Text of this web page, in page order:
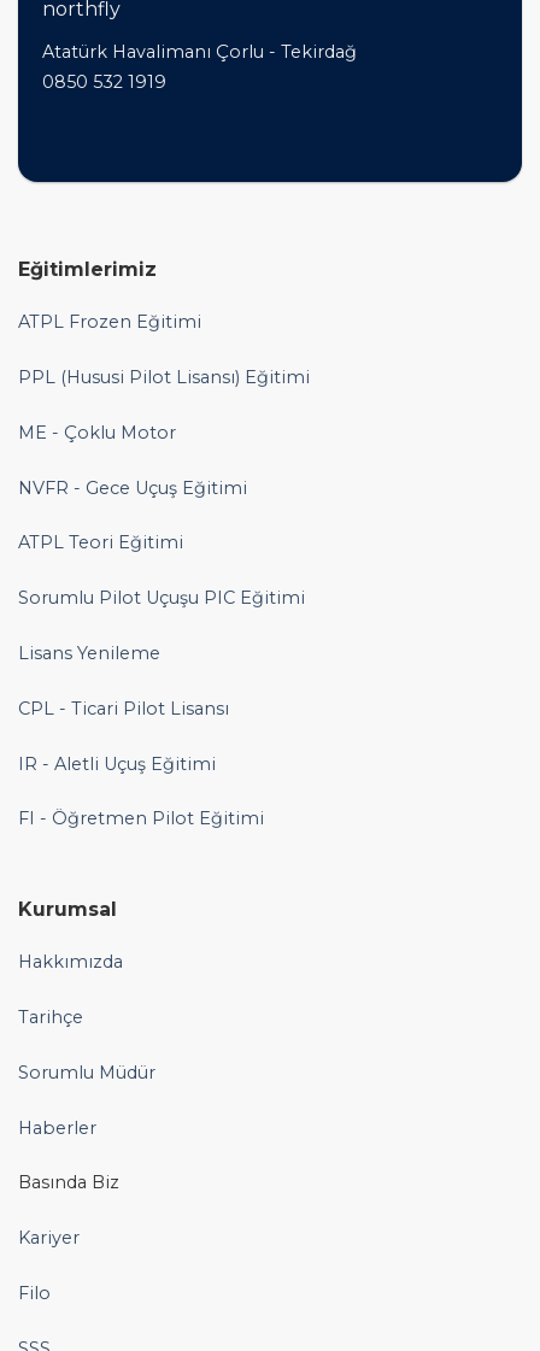
Atatürk Havalimanı Çorlu - Tekirdağ
0850 532 1919
Eğitimlerimiz
ATPL Frozen Eğitimi
PPL (Hususi Pilot Lisansı) Eğitimi
ME - Çoklu Motor
NVFR - Gece Uçuş Eğitimi
ATPL Teori Eğitimi
Sorumlu Pilot Uçuşu PIC Eğitimi
Lisans Yenileme
CPL - Ticari Pilot Lisansı
IR - Aletli Uçuş Eğitimi
FI - Öğretmen Pilot Eğitimi
Kurumsal
Hakkımızda
Tarihçe
Sorumlu Müdür
Haberler
Basında Biz
Kariyer
Filo